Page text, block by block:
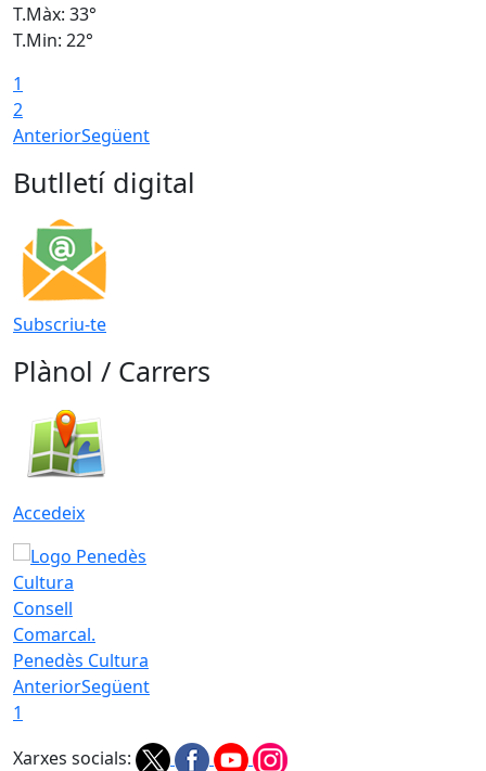
T.Màx: 33°
T.Min: 22°
1
2
AnteriorSegüent
Butlletí digital
Subscriu-te
Plànol / Carrers
Accedeix
Consell
Comarcal.
Penedès Cultura
AnteriorSegüent
1
Xarxes socials: